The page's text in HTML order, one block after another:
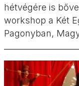
hétvégére is
workshop a Két
Pagonyban,
Kolibri évadnyitó